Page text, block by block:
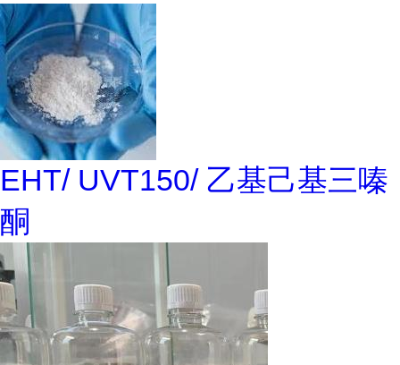
EHT/ UVT150/ 乙基己基三嗪
酮